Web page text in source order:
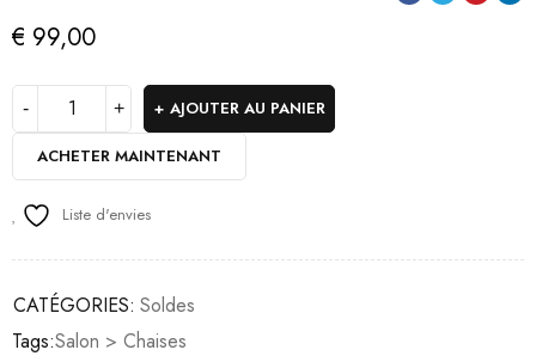
€ 99,00
AJOUTER AU PANIER
ACHETER MAINTENANT
Liste d'envies
CATÉGORIES: Soldes
Tags:Salon > Chaises